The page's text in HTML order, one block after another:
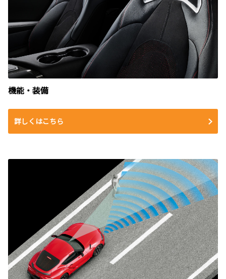
機能・装備
詳しくはこちら